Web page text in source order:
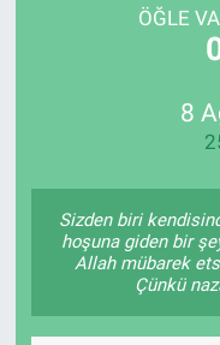
ÖĞLE
8
Sizden biri
hoşuna giden bir
Allah mübarek
Çünkü